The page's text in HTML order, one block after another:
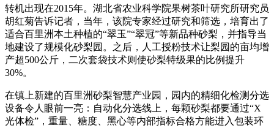
转机出现在2015年。湖北省农业科学院果树茶叶研究所研究员
胡红菊告诉记者，当年，该院专家经过研究和筛选，培育出了
适合百里洲本土种植的“翠玉”“翠冠”等新品种砂梨，并指导当
地建设了规模化砂梨园。之后，人工授粉技术让梨园的亩均增
产超500公斤，二次套袋技术则使砂梨特级果的比例提升
30%。
在镇上新建的百里洲砂梨智慧产业园，园内的精细化检测分选
设备令人眼前一亮：自动化分选线上，每颗砂梨都要通过“X
光体检”，重量、糖度、黑心等内部指标合格方能进入包装环